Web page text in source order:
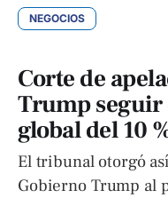
NEGOCIOS
Corte de
Trump seguir
global del 10
El tribunal otorgó
Gobierno Trump al